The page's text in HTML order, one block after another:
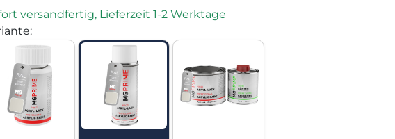
versandfertig, Lieferzeit 1-2 Werktage
: